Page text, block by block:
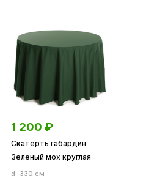
1 200 ₽
Скатерть габардин
Зеленый мох круглая
d=330 см